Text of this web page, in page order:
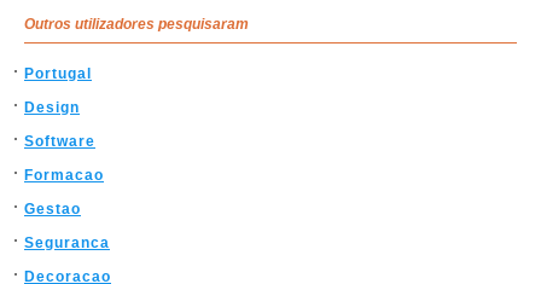
Outros utilizadores pesquisaram
Portugal
Design
Software
Formacao
Gestao
Seguranca
Decoracao